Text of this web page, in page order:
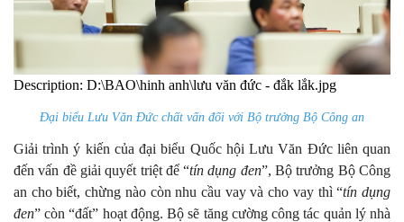
Description: D:\BAO\hinh anh\lưu văn đức - đắk lắk.jpg
Đại biểu Lưu Văn Đức chất vấn đối với Bộ trưởng Bộ Công an
Giải trình ý kiến của đại biểu Quốc hội Lưu Văn Đức liên quan
đến vấn đề giải quyết triệt để “tín dụng đen”, Bộ trưởng Bộ Công
an cho biết, chừng nào còn nhu cầu vay và cho vay thì “tín dụng
đen” còn “đất” hoạt động. Bộ sẽ tăng cường công tác quản lý nhà